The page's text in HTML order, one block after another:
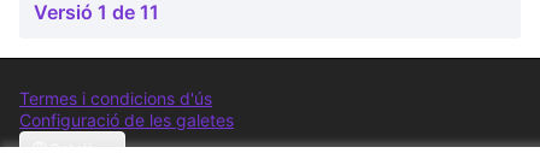
Versió 1 de 11
Termes i condicions d'ús
Configuració de les galetes
Comunitat Canòdrom a Facebook
(Link externo)
Comunitat Canòdrom a Instagram
(Link externo)
Comunitat Canòdrom a YouTube
(Link externo)